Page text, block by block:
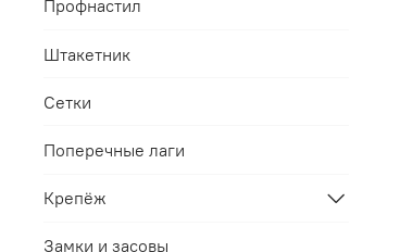
Профнастил
Штакетник
Сетки
Поперечные лаги
Крепёж
Замки и засовы